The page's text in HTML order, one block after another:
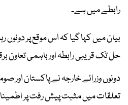
رابطے میں ہے۔
بیان میں کہا گیا کہ اس موقع پر
حل تک قریبی رابطہ اور باہمی تعاون
دونوں وزرائے خارجہ نے پاکستان اور
تعلقات میں مثبت پیش رفت پر اطمینان